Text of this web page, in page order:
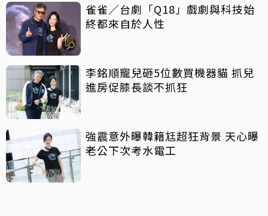
雀雀／台劇「Q18」戲劇與科技始
終都來自於人性
李銘順寵兒砸5位數買機器貓 抓兒
進房促膝長談不抓狂
強震意外曝韓籍尪超狂背景 天心曝
老公下次考水電工